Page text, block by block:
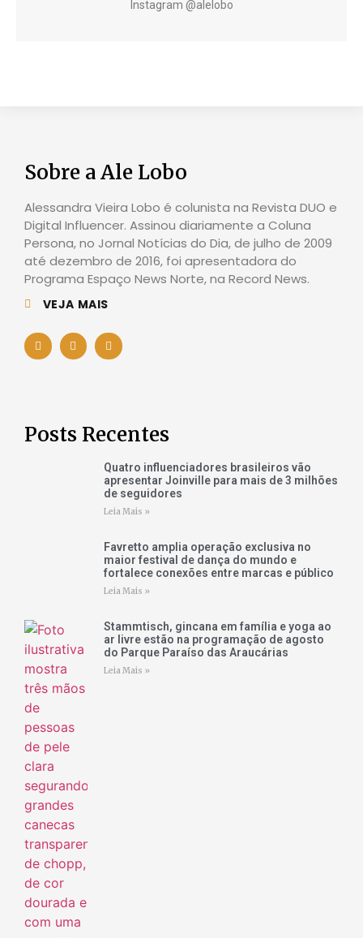
Instagram @alelobo
Sobre a Ale Lobo
Alessandra Vieira Lobo é colunista na Revista DUO e
Digital Influencer. Assinou diariamente a Coluna
Persona, no Jornal Notícias do Dia, de julho de 2009
até dezembro de 2016, foi apresentadora do
Programa Espaço News Norte, na Record News.
VEJA MAIS
Posts Recentes
Quatro influenciadores brasileiros vão
apresentar Joinville para mais de 3 milhões
de seguidores
Leia Mais »
Favretto amplia operação exclusiva no
maior festival de dança do mundo e
fortalece conexões entre marcas e público
Leia Mais »
Stammtisch, gincana em família e yoga ao
ar livre estão na programação de agosto
do Parque Paraíso das Araucárias
Leia Mais »